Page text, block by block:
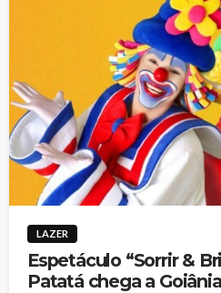
LAZER
Espetáculo “Sorrir &
Patatá chega a Goiânia